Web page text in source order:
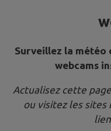
Surveillez la météo
webcams
Actualisez cette
ou visitez les